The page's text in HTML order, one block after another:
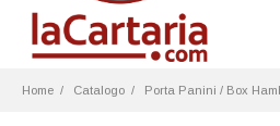
Home Catalogo Porta Panini / Box